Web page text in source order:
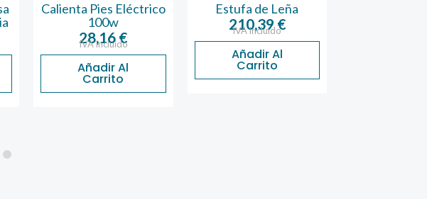
Calienta Pies Eléctrico
100w
28,16€
IVA incluido
Añadir Al
Carrito
Estufa de Leña
210,39€
IVA incluido
Añadir Al
Carrito